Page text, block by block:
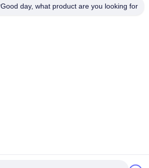
Good day, what product are you looking for?